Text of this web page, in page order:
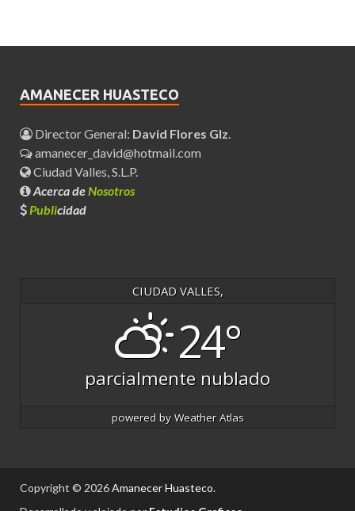
AMANECER HUASTECO
Director General: David Flores Glz.
amanecer_david@hotmail.com
Ciudad Valles, S.L.P.
Acerca deNosotros
Publicidad
CIUDAD VALLES,
24°
parcialmente nublado
powered byWeather Atlas
Copyright © 2026Amanecer Huasteco.